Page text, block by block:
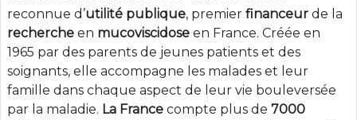
reconnue d’utilité publique, premier financeur de la
recherche en mucoviscidose en France. Créée en
1965 par des parents de jeunes patients et des
soignants, elle accompagne les malades et leur
famille dans chaque aspect de leur vie bouleversée
par la maladie. La France compte plus de 7000